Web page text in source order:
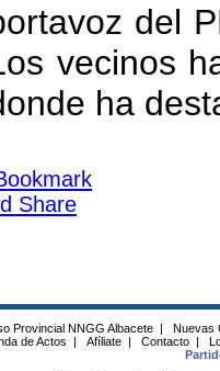
del
vecinos
ha
Provincial NNGG Albacete |
Nuevas
de Actos | Afíliate | Contacto |